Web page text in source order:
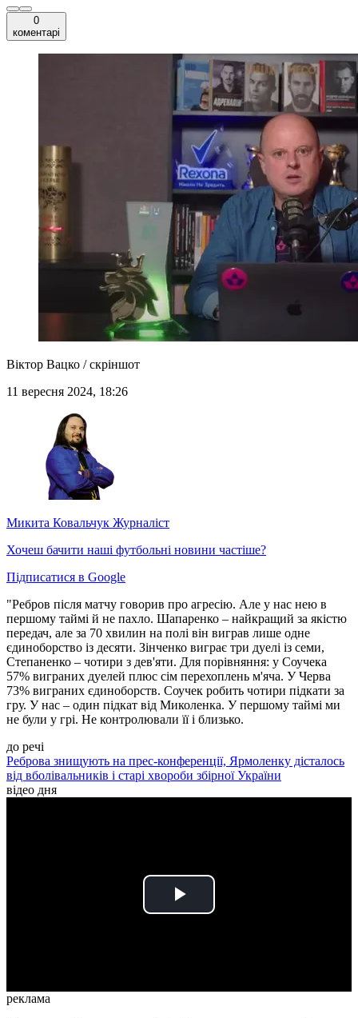
0
коментарі
Віктор Вацко / скріншот
11 вересня 2024, 18:26
Микита Ковальчук Журналіст
Хочеш бачити наші футбольні новини частіше?
Підписатися в Google
"Ребров після матчу говорив про агресію. Але у нас нею в
першому таймі й не пахло. Шапаренко – найкращий за якістю
передач, але за 70 хвилин на полі він виграв лише одне
єдиноборство із десяти. Зінченко виграє три дуелі із семи,
Степаненко – чотири з дев'яти. Для порівняння: у Соучека
57% виграних дуелей плюс сім перехоплень м'яча. У Черва
73% виграних єдиноборств. Соучек робить чотири підкати за
гру. У нас – один підкат від Миколенка. У першому таймі ми
не були у грі. Не контролювали її і близько.
до речі
Реброва знищують на прес-конференції, Ярмоленку дісталось
від вболівальників і старі хвороби збірної України
відео дня
Play
реклама